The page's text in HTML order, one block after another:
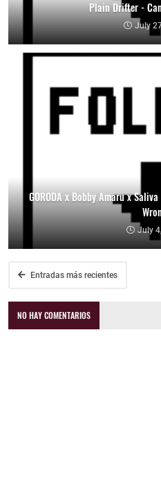
Plain Drifter -
July
GORODA x Bobby Amaru x
July
Entradas más recientes
NO HAY COMENTARIOS